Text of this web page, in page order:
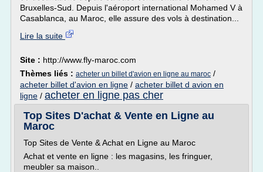
Bruxelles-Sud. Depuis l'aéroport international Mohamed V à
Casablanca, au Maroc, elle assure des vols à destination...
Lire la suite
Site : http://www.fly-maroc.com
Thèmes liés : acheter un billet d'avion en ligne au maroc /
acheter billet d'avion en ligne / acheter billet d avion en
ligne / acheter en ligne pas cher
Top Sites D'achat & Vente en Ligne au
Maroc
Top Sites de Vente & Achat en Ligne au Maroc
Achat et vente en ligne : les magasins, les fringuer,
meubler sa maison..